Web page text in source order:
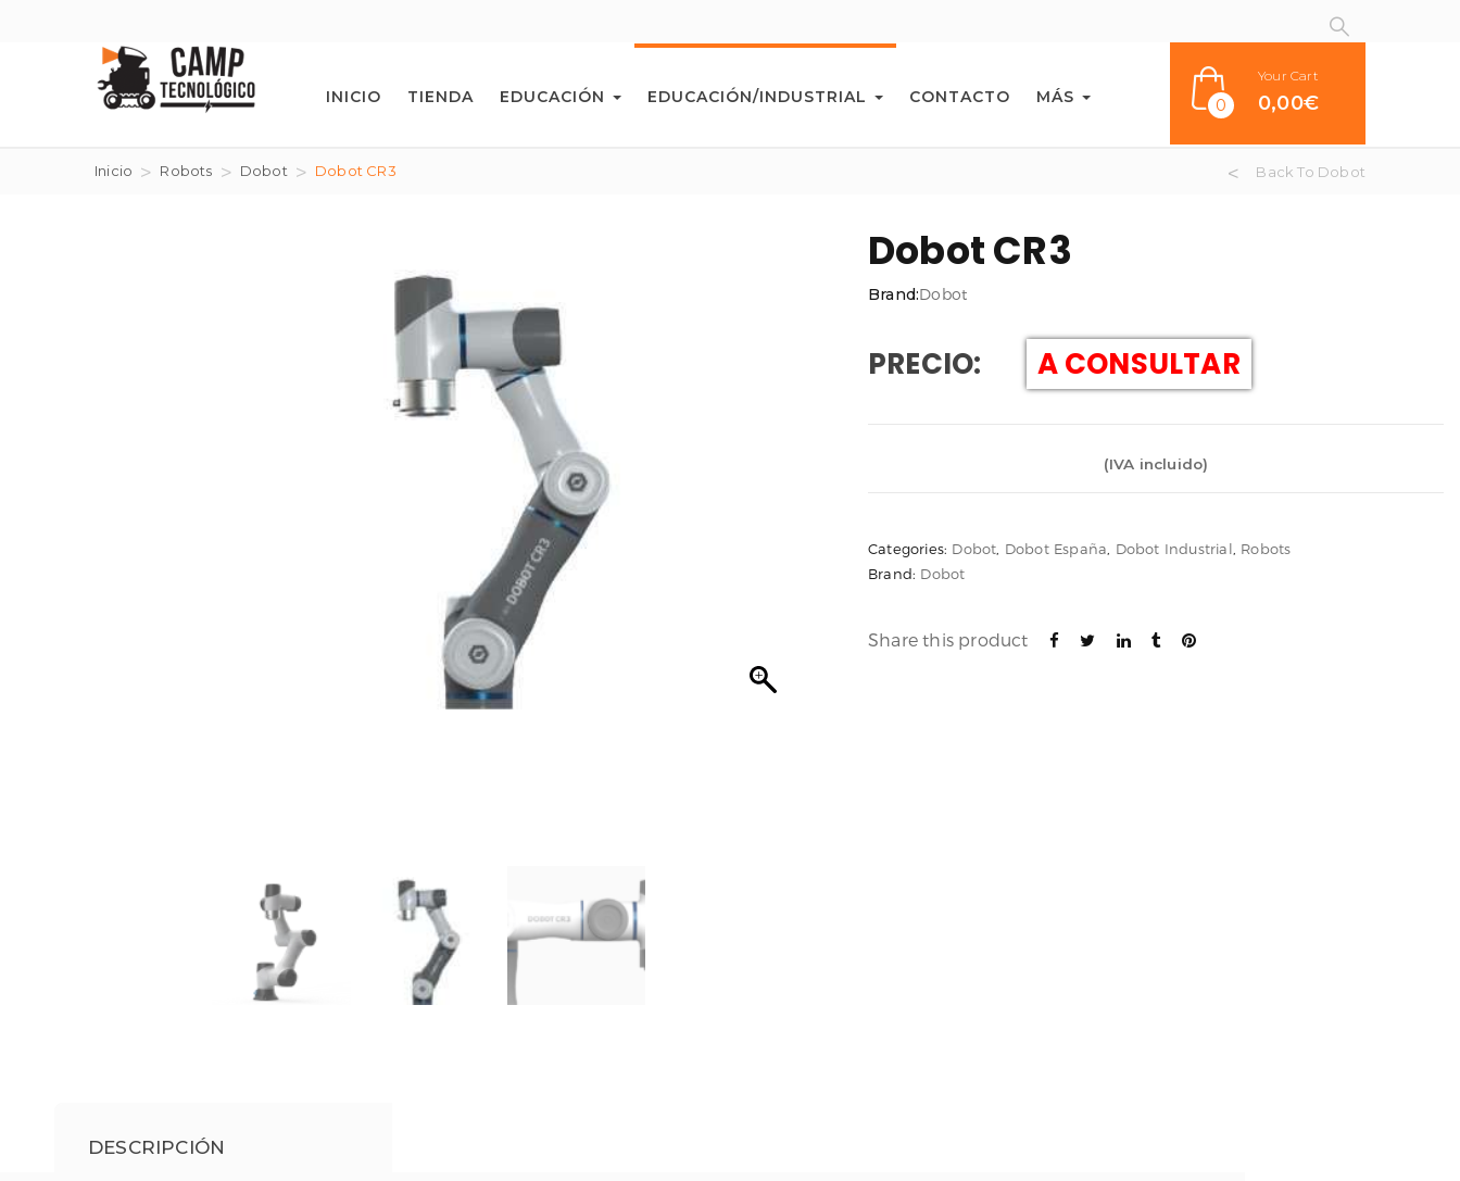
0
Your Cart
0,00€
INICIO TIENDA EDUCACIÓN EDUCACIÓN/INDUSTRIAL CONTACTO MÁS
Inicio Robots Dobot Dobot CR3 Back To Dobot
Dobot CR3
Brand:Dobot
PRECIO: A CONSULTAR
(IVA incluido)
Categories: Dobot Dobot España Dobot Industrial Robots
Brand: Dobot
Share this product
DESCRIPCIÓN